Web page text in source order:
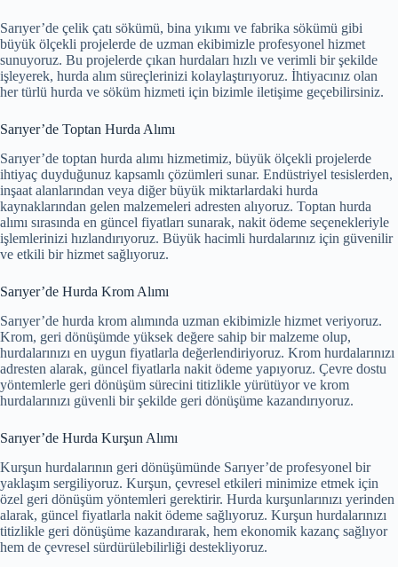
Sarıyer’de çelik çatı sökümü, bina yıkımı ve fabrika sökümü gibi
büyük ölçekli projelerde de uzman ekibimizle profesyonel hizmet
sunuyoruz. Bu projelerde çıkan hurdaları hızlı ve verimli bir şekilde
işleyerek, hurda alım süreçlerinizi kolaylaştırıyoruz. İhtiyacınız olan
her türlü hurda ve söküm hizmeti için bizimle iletişime geçebilirsiniz.
Sarıyer’de Toptan Hurda Alımı
Sarıyer’de toptan hurda alımı hizmetimiz, büyük ölçekli projelerde
ihtiyaç duyduğunuz kapsamlı çözümleri sunar. Endüstriyel tesislerden,
inşaat alanlarından veya diğer büyük miktarlardaki hurda
kaynaklarından gelen malzemeleri adresten alıyoruz. Toptan hurda
alımı sırasında en güncel fiyatları sunarak, nakit ödeme seçenekleriyle
işlemlerinizi hızlandırıyoruz. Büyük hacimli hurdalarınız için güvenilir
ve etkili bir hizmet sağlıyoruz.
Sarıyer’de Hurda Krom Alımı
Sarıyer’de hurda krom alımında uzman ekibimizle hizmet veriyoruz.
Krom, geri dönüşümde yüksek değere sahip bir malzeme olup,
hurdalarınızı en uygun fiyatlarla değerlendiriyoruz. Krom hurdalarınızı
adresten alarak, güncel fiyatlarla nakit ödeme yapıyoruz. Çevre dostu
yöntemlerle geri dönüşüm sürecini titizlikle yürütüyor ve krom
hurdalarınızı güvenli bir şekilde geri dönüşüme kazandırıyoruz.
Sarıyer’de Hurda Kurşun Alımı
Kurşun hurdalarının geri dönüşümünde Sarıyer’de profesyonel bir
yaklaşım sergiliyoruz. Kurşun, çevresel etkileri minimize etmek için
özel geri dönüşüm yöntemleri gerektirir. Hurda kurşunlarınızı yerinden
alarak, güncel fiyatlarla nakit ödeme sağlıyoruz. Kurşun hurdalarınızı
titizlikle geri dönüşüme kazandırarak, hem ekonomik kazanç sağlıyor
hem de çevresel sürdürülebilirliği destekliyoruz.